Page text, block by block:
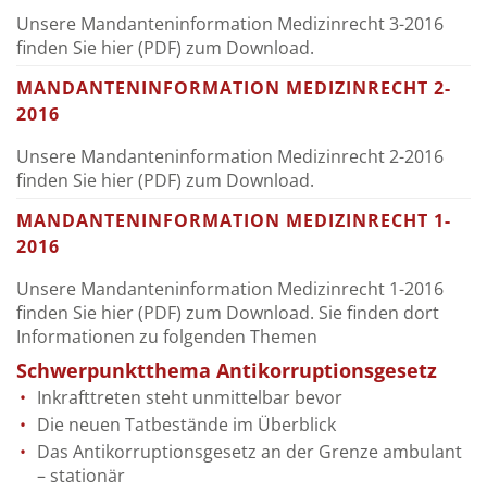
Unsere Mandanteninformation Medizinrecht 3-2016
finden Sie hier (PDF) zum Download.
MANDANTENINFORMATION MEDIZINRECHT 2-
2016
Unsere Mandanteninformation Medizinrecht 2-2016
finden Sie hier (PDF) zum Download.
MANDANTENINFORMATION MEDIZINRECHT 1-
2016
Unsere Mandanteninformation Medizinrecht 1-2016
finden Sie hier (PDF) zum Download. Sie finden dort
Informationen zu folgenden Themen
Schwerpunktthema Antikorruptionsgesetz
Inkrafttreten steht unmittelbar bevor
Die neuen Tatbestände im Überblick
Das Antikorruptionsgesetz an der Grenze ambulant
– stationär